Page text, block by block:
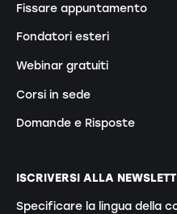
Fissare appuntamento
Fondatori esteri
Webinar gratuiti
Corsi in sede
Domande e Risposte
ISCRIVERSI ALLA
Specificare la lingua della